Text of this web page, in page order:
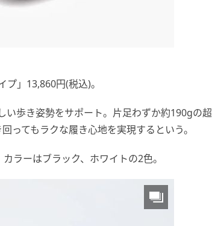
」13,860円(税込)。
歩き姿勢をサポート。片足わずか約190gの超
ってもラクな履き心地を実現するという。
ラーはブラック、ホワイトの2色。